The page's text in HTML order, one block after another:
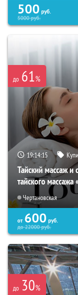
500 руб.
5000руб.
до 61%
19:14:14
Тайский массаж
тайского массажа
Чертановская
от 600 руб.
до22000руб.
до 30%